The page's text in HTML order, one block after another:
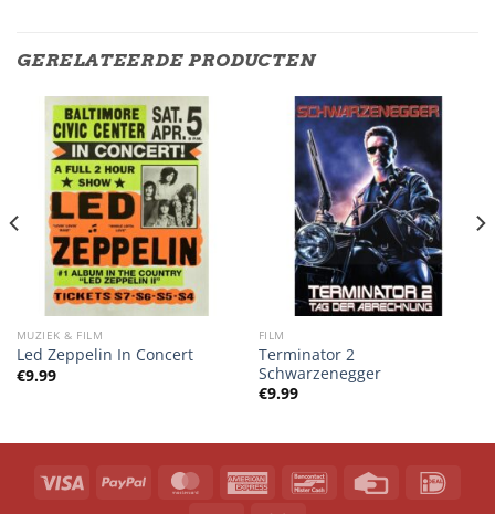
GERELATEERDE PRODUCTEN
MUZIEK & FILM
Led Zeppelin In Concert
€9.99
FILM
Terminator 2
Schwarzenegger
€9.99